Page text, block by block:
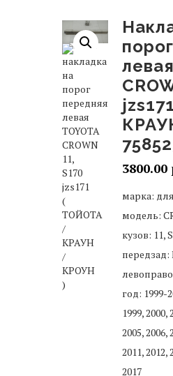
накладка на
3800.00
марка:
модель:
кузов: 11,
год: 1999-
1999, 2000,
2005, 2006,
2011, 2012,
2017